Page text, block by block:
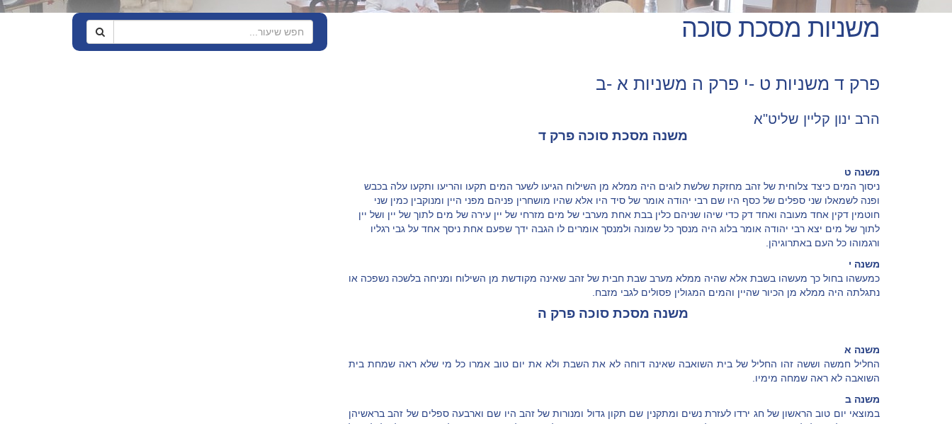
משניות מסכת סוכה
פרק ד משניות ט -י פרק ה משניות א -ב
הרב ינון קליין שליט"א
משנה מסכת סוכה פרק ד
משנה ט
ניסוך המים כיצד צלוחית של זהב מחזקת שלשת לוגים היה ממלא מן השילוח הגיעו לשער המים תקעו והריעו ותקעו עלה בכבש
ופנה לשמאלו שני ספלים של כסף היו שם רבי יהודה אומר של סיד היו אלא שהיו מושחרין פניהם מפני היין ומנוקבין כמין שני
חוטמין דקין אחד מעובה ואחד דק כדי שיהו שניהם כלין בבת אחת מערבי של מים מזרחי של יין עירה של מים לתוך של יין ושל יין
לתוך של מים יצא רבי יהודה אומר בלוג היה מנסך כל שמונה ולמנסך אומרים לו הגבה ידך שפעם אחת ניסך אחד על גבי רגליו
ורגמוהו כל העם באתרוגיהן.
משנה י
כמעשהו בחול כך מעשהו בשבת אלא שהיה ממלא מערב שבת חבית של זהב שאינה מקודשת מן השילוח ומניחה בלשכה נשפכה או
נתגלתה היה ממלא מן הכיור שהיין והמים המגולין פסולים לגבי מזבח.
משנה מסכת סוכה פרק ה
משנה א
החליל חמשה וששה זהו החליל של בית השואבה שאינה דוחה לא את השבת ולא את יום טוב אמרו כל מי שלא ראה שמחת בית
השואבה לא ראה שמחה מימיו.
משנה ב
במוצאי יום טוב הראשון של חג ירדו לעזרת נשים ומתקנין שם תקון גדול ומנורות של זהב היו שם וארבעה ספלים של זהב בראשיהן